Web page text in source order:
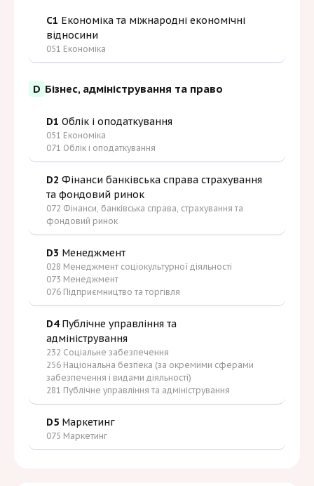
C1 Економіка та міжнародні економічні
відносини
051 Економіка
D Бізнес, адміністрування та право
D1 Облік і оподаткування
051 Економіка
071 Облік і оподаткування
D2 Фінанси банківська справа страхування
та фондовий ринок
072 Фінанси, банківська справа, страхування та
фондовий ринок
D3 Менеджмент
028 Менеджмент соціокультурної діяльності
073 Менеджмент
076 Підприємництво та торгівля
D4Публічне управління та
адміністрування
232 Соціальне забезпечення
256 Національна безпека (за окремими сферами
забезпечення і видами діяльності)
281 Публічне управління та адміністрування
D5 Маркетинг
075 Маркетинг